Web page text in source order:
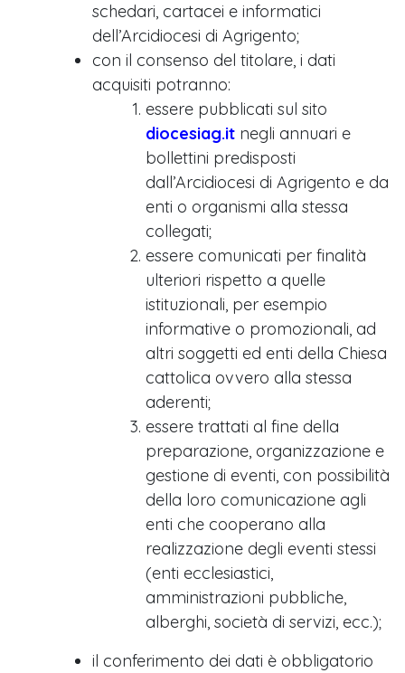
schedari, cartacei e informatici
dell’Arcidiocesi di Agrigento;
con il consenso del titolare, i dati
acquisiti potranno:
essere pubblicati sul sito
diocesiag.it negli annuari e
bollettini predisposti
dall’Arcidiocesi di Agrigento e da
enti o organismi alla stessa
collegati;
essere comunicati per finalità
ulteriori rispetto a quelle
istituzionali, per esempio
informative o promozionali, ad
altri soggetti ed enti della Chiesa
cattolica ovvero alla stessa
aderenti;
essere trattati al fine della
preparazione, organizzazione e
gestione di eventi, con possibilità
della loro comunicazione agli
enti che cooperano alla
realizzazione degli eventi stessi
(enti ecclesiastici,
amministrazioni pubbliche,
alberghi, società di servizi, ecc.);
il conferimento dei dati è obbligatorio